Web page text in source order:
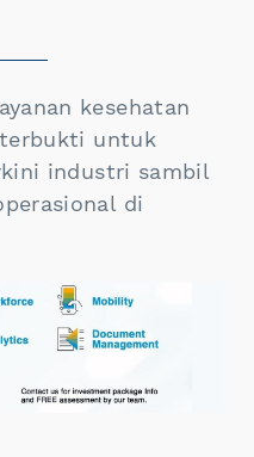
kesehatan
terbukti untuk
industri sambil
di